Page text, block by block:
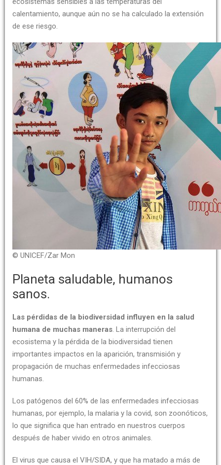
calentamiento, aunque aún no se ha calculado la extensión
de ese riesgo.
© UNICEF/Zar Mon
Planeta saludable, humanos
sanos.
Las pérdidas de la biodiversidad influyen en la salud
humana de muchas maneras. La interrupción del
ecosistema y la pérdida de la biodiversidad tienen
importantes impactos en la aparición, transmisión y
propagación de muchas enfermedades infecciosas
humanas.
Los patógenos del 60% de las enfermedades infecciosas
humanas, por ejemplo, la malaria y la covid, son zoonóticos,
lo que significa que han entrado en nuestros cuerpos
después de haber vivido en otros animales.
El virus que causa el VIH/SIDA, y que ha matado a más de